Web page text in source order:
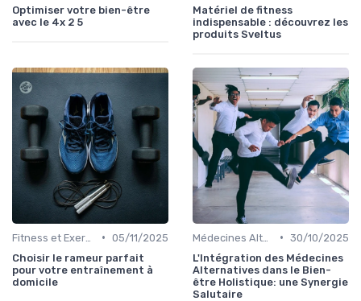
Optimiser votre bien-être
avec le 4x 2 5
Matériel de fitness
indispensable : découvrez les
produits Sveltus
• 05/11/2025
Choisir le rameur parfait
pour votre entraînement à
domicile
• 30/10/2025
L'Intégration des Médecines
Alternatives dans le Bien-
être Holistique: une Synergie
Salutaire